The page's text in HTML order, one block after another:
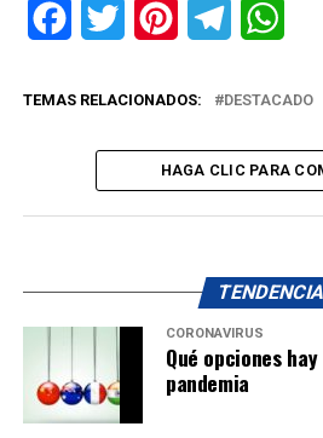
FacebookTwitter PinterestTelegram
TEMAS RELACIONADOS: DESTACADO
HAGA CLIC PARA
TENDENCIA
CORONAVIRUS
Qué opciones
pandemia